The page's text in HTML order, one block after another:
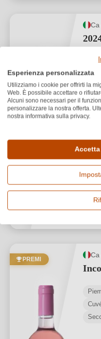
Ca
PREMI
Ca
Esperienza personalizzata
Utilizziamo i cookie per offrirti la
Web. È possibile accettare o
Alcuni sono necessari per il
personalizzare la nostra offerta.
nostra informativa sulla privacy.